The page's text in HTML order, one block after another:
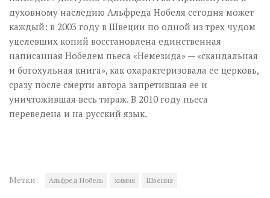
духовному наследию Альфреда Нобеля сегодня может
каждый: в 2003 году в Швеции по одной из трех чудом
уцелевших копий восстановлена единственная
написанная Нобелем пьеса «Немезида» — «скандальная
и богохульная книга», как охарактеризовала ее церковь,
сразу после смерти автора запретившая ее и
уничтожившая весь тираж. В 2010 году пьеса
переведена и на русский язык.
Метки: Альфред Нобель химия Швеция